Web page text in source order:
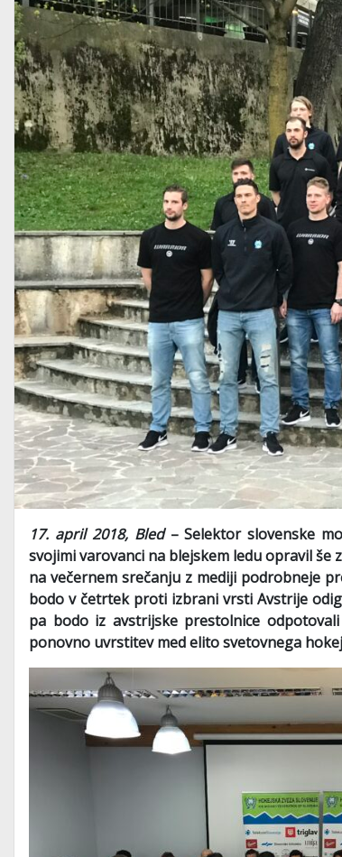
17. april 2018, Bled– Selektor slovenske
svojimi varovanci na blejskem ledu opravil
na večernem srečanju z mediji podrobneje
bodo v četrtek proti izbrani vrsti Avstrije
pa bodo iz avstrijske prestolnice
ponovno uvrstitev med elito svetovnega